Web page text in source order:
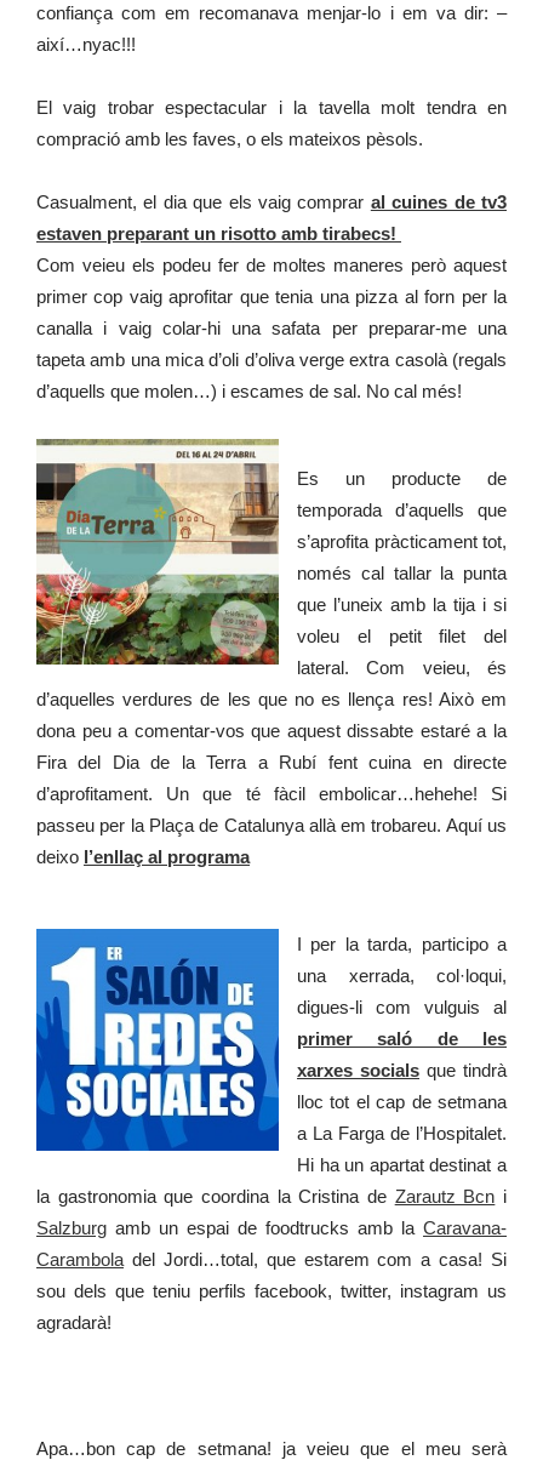
confiança com em recomanava menjar-lo i em va dir: –
així…nyac!!!
El vaig trobar espectacular i la tavella molt tendra en
compració amb les faves, o els mateixos pèsols.
Casualment, el dia que els vaig comprar al cuines de tv3
estaven preparant un risotto amb tirabecs!
Com veieu els podeu fer de moltes maneres però aquest
primer cop vaig aprofitar que tenia una pizza al forn per la
canalla i vaig colar-hi una safata per preparar-me una
tapeta amb una mica d’oli d’oliva verge extra casolà (regals
d’aquells que molen…) i escames de sal. No cal més!
Es un producte de
temporada d’aquells que
s’aprofita pràcticament tot,
només cal tallar la punta
que l’uneix amb la tija i si
voleu el petit filet del
lateral. Com veieu, és
d’aquelles verdures de les que no es llença res! Això em
dona peu a comentar-vos que aquest dissabte estaré a la
Fira del Dia de la Terra a Rubí fent cuina en directe
d’aprofitament. Un que té fàcil embolicar…hehehe! Si
passeu per la Plaça de Catalunya allà em trobareu. Aquí us
deixo l’enllaç al programa
I per la tarda, participo a
una xerrada, col·loqui,
digues-li com vulguis al
primer saló de les
xarxes socials que tindrà
lloc tot el cap de setmana
a La Farga de l’Hospitalet.
Hi ha un apartat destinat a
la gastronomia que coordina la Cristina de Zarautz Bcn i
Salzburg amb un espai de foodtrucks amb la Caravana-
Carambola del Jordi…total, que estarem com a casa! Si
sou dels que teniu perfils facebook, twitter, instagram us
agradarà!
Apa…bon cap de setmana! ja veieu que el meu serà